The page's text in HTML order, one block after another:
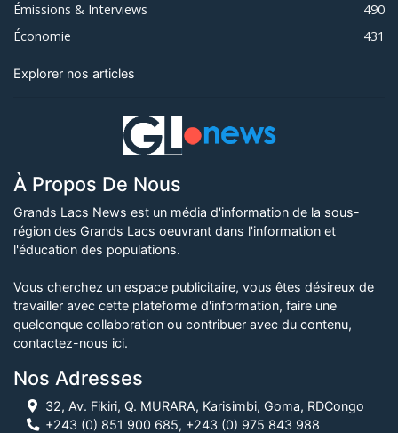
Émissions & Interviews
490
Économie
431
Explorer nos articles
À Propos De Nous
Grands Lacs News est un média d'information de la sous-
région des Grands Lacs oeuvrant dans l'information et
l'éducation des populations.
Vous cherchez un espace publicitaire, vous êtes désireux de
travailler avec cette plateforme d'information, faire une
quelconque collaboration ou contribuer avec du contenu,
contactez-nous ici.
Nos Adresses
32, Av. Fikiri, Q. MURARA, Karisimbi, Goma, RDCongo
+243 (0) 851 900 685, +243 (0) 975 843 988